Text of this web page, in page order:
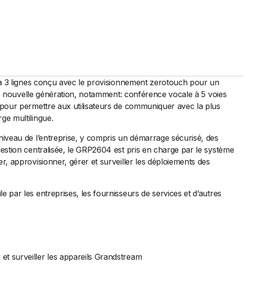
3 lignes conçu avec le provisionnement zerotouch pour un
génération, notamment: conférence vocale à 5 voies
permettre aux utilisateurs de communiquer avec la plus
multilingue.
de l’entreprise, y compris un démarrage sécurisé, des
centralisée, le GRP2604 est pris en charge par le système
approvisionner, gérer et surveiller les déploiements des
les entreprises, les fournisseurs de services et d’autres
surveiller les appareils Grandstream